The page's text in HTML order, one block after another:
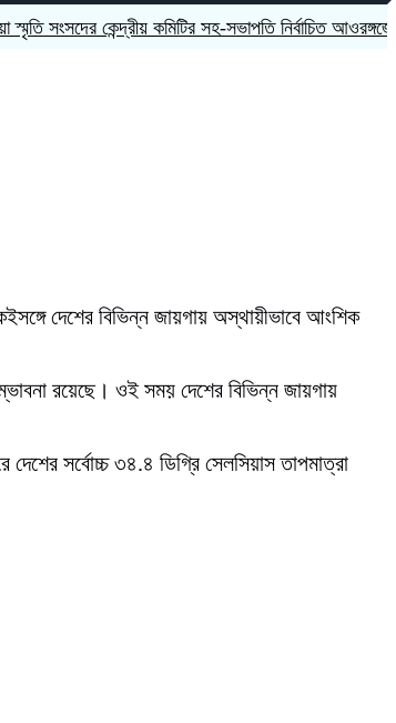
কেন্দ্রীয় কমিটির সহ-সভাপতি নির্বাচিত আওরঙ্গজেব কামাল
দেশের বিভিন্ন জায়গায় অস্থায়ীভাবে আংশিক
রয়েছে। ওই সময় দেশের বিভিন্ন জায়গায়
সর্বোচ্চ ৩৪.৪ ডিগ্রি সেলসিয়াস তাপমাত্রা